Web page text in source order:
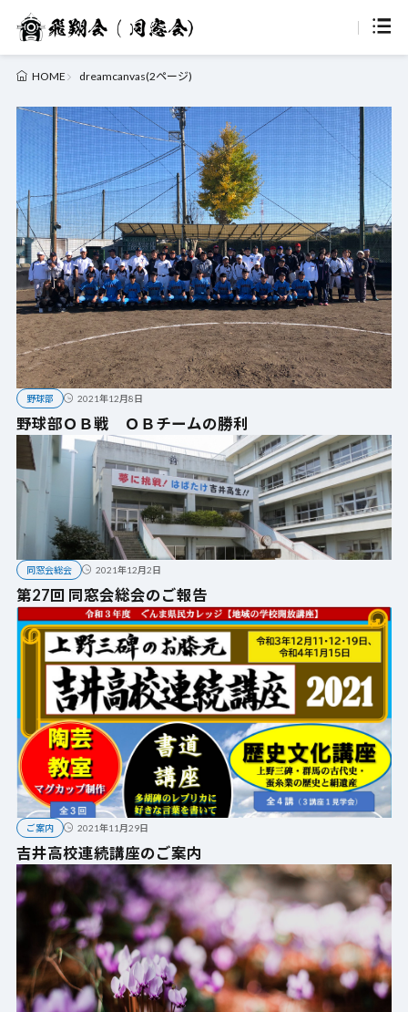
HOME dreamcanvas(2ページ)
野球部 2021年12月8日
野球部ＯＢ戦 ＯＢチームの勝利
同窓会総会 2021年12月2日
第27回 同窓会総会のご報告
ご案内 2021年11月29日
吉井高校連続講座のご案内